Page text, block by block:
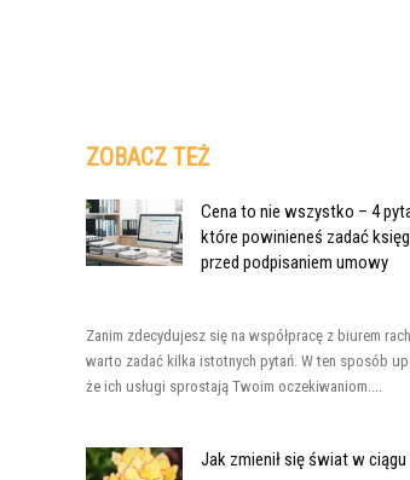
ZOBACZ TEŻ
Cena to nie wszystko – 4
które powinieneś zadać
przed podpisaniem umowy
Zanim zdecydujesz się na współpracę z biurem
warto zadać kilka istotnych pytań. W ten sposób
że ich usługi sprostają Twoim oczekiwaniom....
Jak zmienił się świat w ciągu